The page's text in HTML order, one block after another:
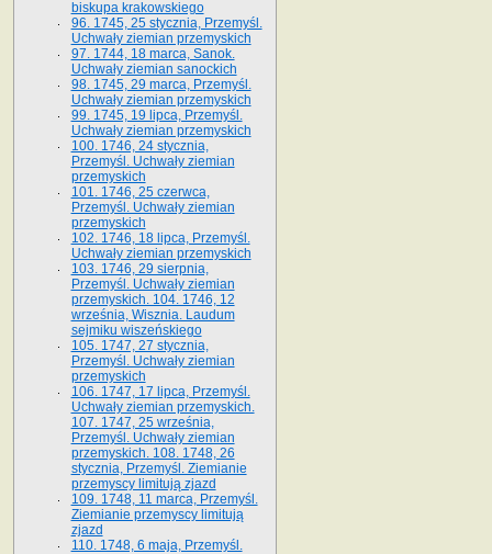
biskupa krakowskiego
96. 1745, 25 stycznia, Przemyśl.
Uchwały ziemian przemyskich
97. 1744, 18 marca, Sanok.
Uchwały ziemian sanockich
98. 1745, 29 marca, Przemyśl.
Uchwały ziemian przemyskich
99. 1745, 19 lipca, Przemyśl.
Uchwały ziemian przemyskich
100. 1746, 24 stycznia,
Przemyśl. Uchwały ziemian
przemyskich
101. 1746, 25 czerwca,
Przemyśl. Uchwały ziemian
przemyskich
102. 1746, 18 lipca, Przemyśl.
Uchwały ziemian przemyskich
103. 1746, 29 sierpnia,
Przemyśl. Uchwały ziemian
przemyskich. 104. 1746, 12
września, Wisznia. Laudum
sejmiku wiszeńskiego
105. 1747, 27 stycznia,
Przemyśl. Uchwały ziemian
przemyskich
106. 1747, 17 lipca, Przemyśl.
Uchwały ziemian przemyskich.
107. 1747, 25 września,
Przemyśl. Uchwały ziemian
przemyskich. 108. 1748, 26
stycznia, Przemyśl. Ziemianie
przemyscy limitują zjazd
109. 1748, 11 marca, Przemyśl.
Ziemianie przemyscy limitują
zjazd
110. 1748, 6 maja, Przemyśl.